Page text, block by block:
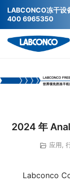
2024 年
应用,
Labconco
LABCONCO冻干设
400 6965350